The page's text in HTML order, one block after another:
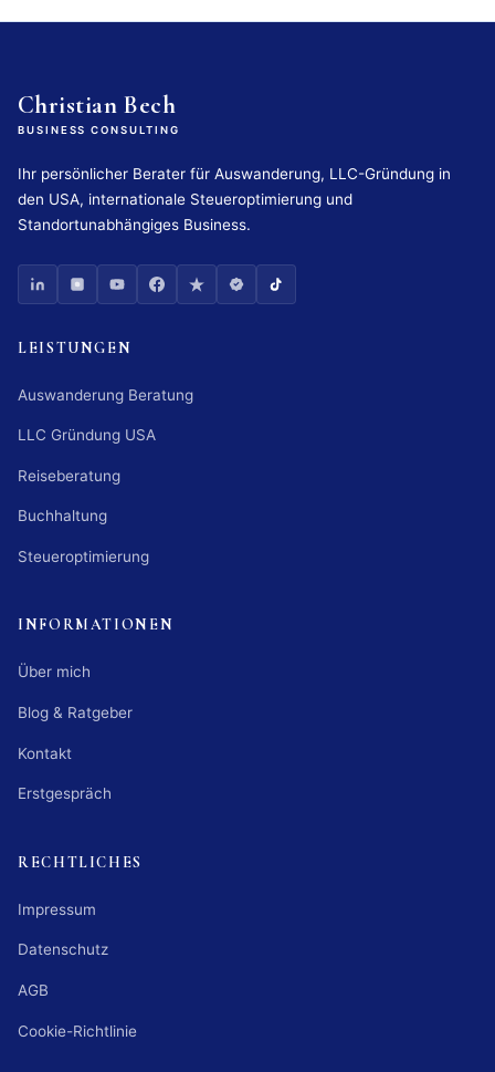
Christian Bech
BUSINESS CONSULTING
Ihr persönlicher Berater für Auswanderung, LLC-Gründung in
den USA, internationale Steueroptimierung und
Standortunabhängiges Business.
LEISTUNGEN
Auswanderung Beratung
LLC Gründung USA
Reiseberatung
Buchhaltung
Steueroptimierung
INFORMATIONEN
Über mich
Blog & Ratgeber
Kontakt
Erstgespräch
RECHTLICHES
Impressum
Datenschutz
AGB
Cookie-Richtlinie